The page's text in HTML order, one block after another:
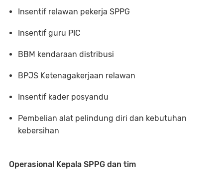
Insentif relawan pekerja SPPG
Insentif guru PIC
BBM kendaraan distribusi
BPJS Ketenagakerjaan relawan
Insentif kader posyandu
Pembelian alat pelindung diri dan kebutuhan
kebersihan
Operasional Kepala SPPG dan tim